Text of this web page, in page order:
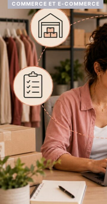
COMMERCE ET E-COMMERCE